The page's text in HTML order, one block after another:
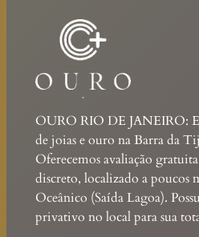
OURO RIO DE JANEIRO:
de joias e ouro na Barra da
Oferecemos avaliação
discreto, localizado a poucos
Oceânico (Saída Lagoa).
privativo no local para sua